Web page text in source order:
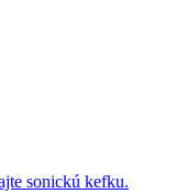
sonickú kefku.